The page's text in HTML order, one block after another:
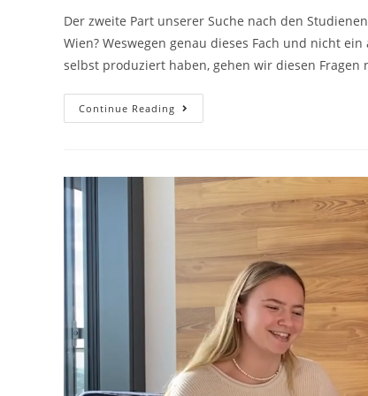
Der zweite Part unserer Suche nach den
Wien? Weswegen genau dieses Fach und nicht
selbst produziert haben, gehen wir diesen Fragen
Continue Reading